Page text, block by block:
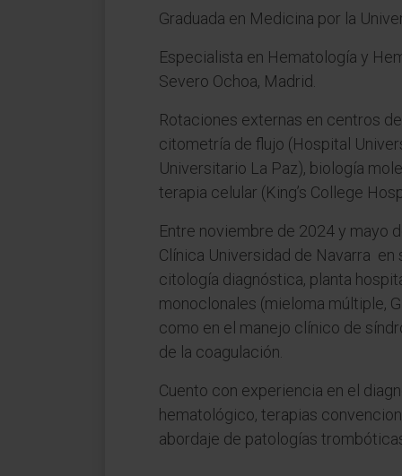
Graduada en Medicina por la
Especialista en Hematología y
Severo Ochoa, Madrid.
Rotaciones externas en centros
citometría de flujo (Hospital
Universitario La Paz), biología
terapia celular (King’s College
Entre noviembre de 2024 y mayo
Clínica Universidad de Navarra
citología diagnóstica, planta
monoclonales (mieloma múltiple,
como en el manejo clínico de
de la coagulación.
Cuento con experiencia en el
hematológico, terapias
abordaje de patologías